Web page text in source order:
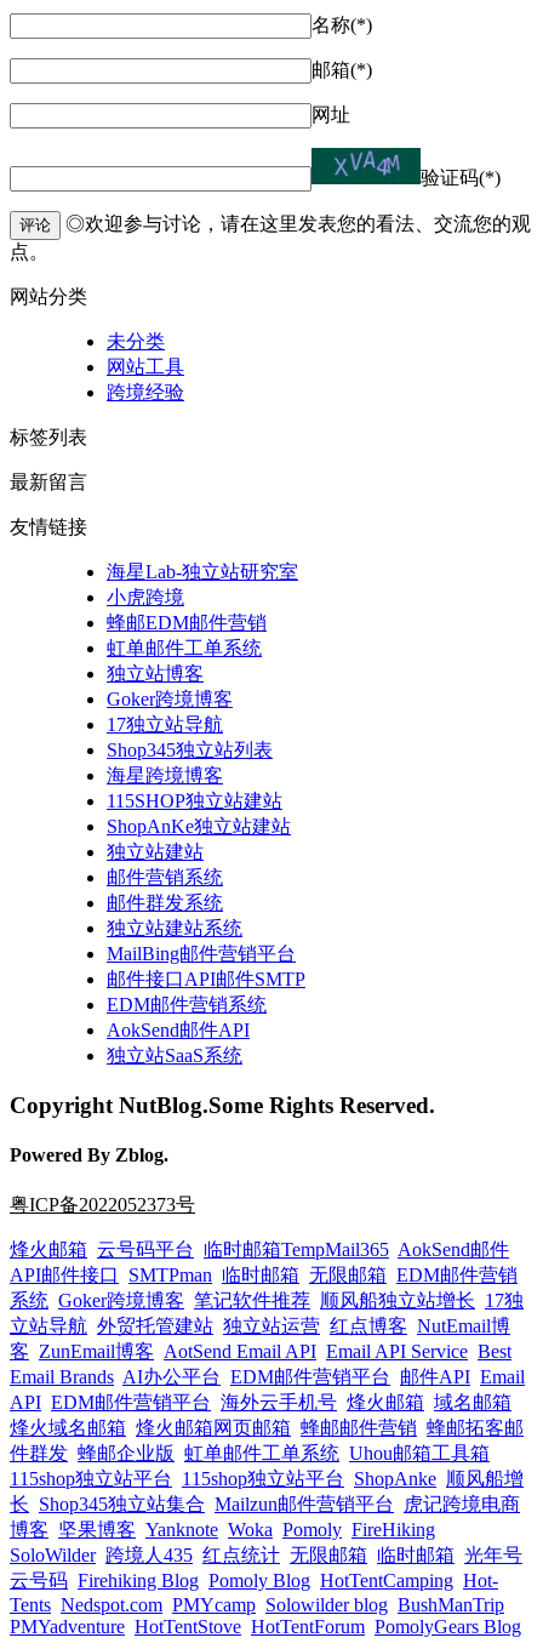
名称(*)
邮箱(*)
网址
验证码(*)
评论
◎欢迎参与讨论，请在这里发表您的看法、交流您的观
点。
网站分类
未分类
网站工具
跨境经验
标签列表
最新留言
友情链接
海星Lab-独立站研究室
小虎跨境
蜂邮EDM邮件营销
虹单邮件工单系统
独立站博客
Goker跨境博客
17独立站导航
Shop345独立站列表
海星跨境博客
115SHOP独立站建站
ShopAnKe独立站建站
独立站建站
邮件营销系统
邮件群发系统
独立站建站系统
MailBing邮件营销平台
邮件接口API邮件SMTP
EDM邮件营销系统
AokSend邮件API
独立站SaaS系统
Copyright NutBlog.Some Rights Reserved.
Powered By Zblog.
粤ICP备2022052373号
烽火邮箱 云号码平台 临时邮箱TempMail365 AokSend邮件
API邮件接口
SMTPman 临时邮箱 无限邮箱 EDM邮件营销
系统 Goker跨境博客 笔记软件推荐 顺风船独立站增长 17独
立站导航 外贸托管建站 独立站运营 红点博客 NutEmail博
客 ZunEmail博客 AotSend Email API Email API Service Best
Email Brands AI办公平台 EDM邮件营销平台 邮件API Email
API EDM邮件营销平台 海外云手机号 烽火邮箱 域名邮箱
烽火域名邮箱 烽火邮箱网页邮箱 蜂邮邮件营销 蜂邮拓客邮
件群发 蜂邮企业版 虹单邮件工单系统 Uhou邮箱工具箱
115shop独立站平台
115shop独立站平台 ShopAnke 顺风船增
长 Shop345独立站集合 Mailzun邮件营销平台
虎记跨境电商
博客 坚果博客 Yanknote Woka Pomoly FireHiking
SoloWilder 跨境人435 红点统计 无限邮箱 临时邮箱 光年号
云号码 Firehiking Blog Pomoly Blog HotTentCamping Hot-
Tents Nedspot.com PMYcamp Solowilder blog BushManTrip
PMYadventure HotTentStove HotTentForum PomolyGears Blog